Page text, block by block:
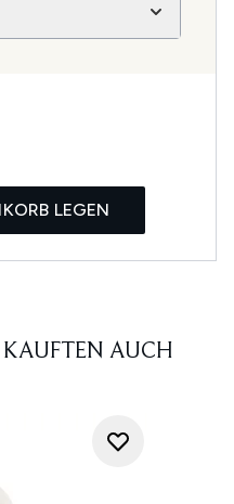
LEGEN
AUCH